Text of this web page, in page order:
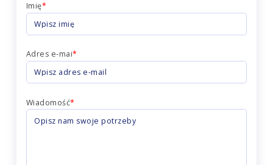
Imię*
Adres e-mai*
Wiadomość*